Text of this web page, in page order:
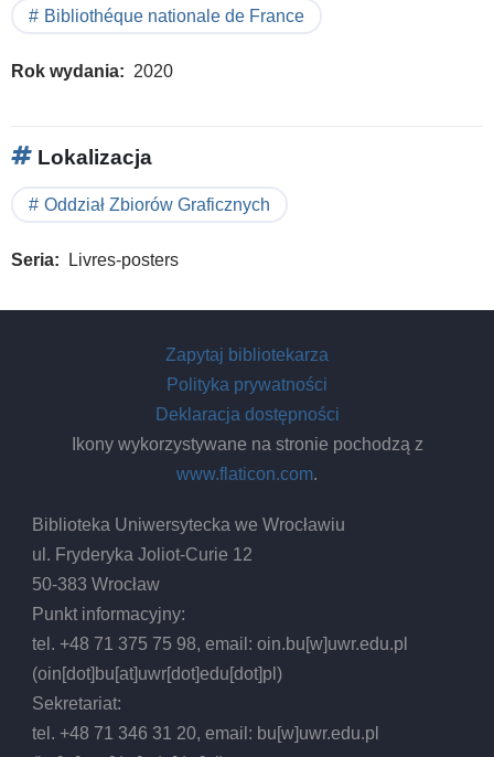
Bibliothéque nationale de France
Rok wydania 2020
Lokalizacja
Oddział Zbiorów Graficznych
Seria Livres-posters
Zapytaj bibliotekarza
Polityka prywatności
Deklaracja dostępności
Ikony wykorzystywane na stronie pochodzą z
www.flaticon.com.
Biblioteka Uniwersytecka we Wrocławiu
ul. Fryderyka Joliot-Curie 12
50-383 Wrocław
Punkt informacyjny:
tel. +48 71 375 75 98, email:oin.bu[w]uwr.edu.pl
(oin[dot]bu[at]uwr[dot]edu[dot]pl)
Sekretariat:
tel. +48 71 346 31 20, email: bu[w]uwr.edu.pl